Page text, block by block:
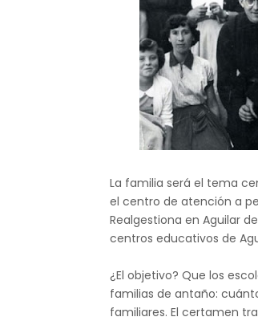
La familia será el tema
el centro de atención a
Realgestiona en Aguilar
centros educativos de
¿El objetivo? Que los
familias de antaño:
familiares. El certamen